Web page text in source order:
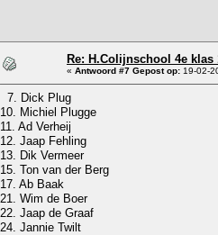
Re: H.Colijnschool 4e klas
« Antwoord #7 Gepost op: 19-02-
7. Dick Plug
10. Michiel Plugge
11. Ad Verheij
12. Jaap Fehling
13. Dik Vermeer
15. Ton van der Berg
17. Ab Baak
21. Wim de Boer
22. Jaap de Graaf
24. Jannie Twilt